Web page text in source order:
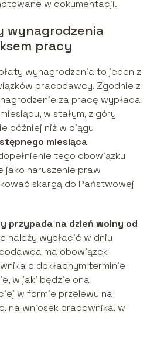
w dokumentacji.
wynagrodzenia
pracy
wynagrodzenia to jeden z
pracodawcy. Zgodnie z
za pracę wypłaca
w stałym, z góry
później niż w ciągu
miesiąca
tego obowiązku
jako naruszenie praw
skargą do Państwowej
przypada na dzień wolny od
należy wypłacić w dniu
ma obowiązek
o dokładnym terminie
w jaki będzie ona
w formie przelewu na
na wniosek pracownika, w